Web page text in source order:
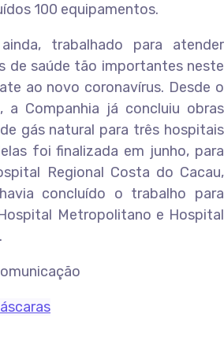
100 equipamentos.
trabalhado para atender
de saúde tão importantes neste
ao novo coronavírus. Desde o
a Companhia já concluiu obras
gás natural para três hospitais
foi finalizada em junho, para
Regional Costa do Cacau,
concluído o trabalho para
Metropolitano e Hospital